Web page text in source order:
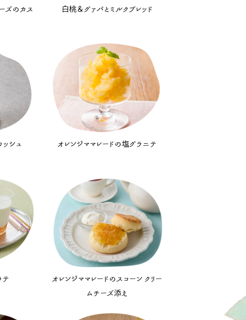
ズのカス
白桃＆グァバとミルクブレッド
シュ オレンジママレードの塩グラニテ
テ
オレンジママレードのスコーン クリー
ムチーズ添え